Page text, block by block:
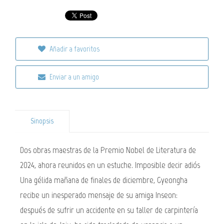
Añadir a favoritos
Enviar a un amigo
Sinopsis
Dos obras maestras de la Premio Nobel de Literatura de
2024, ahora reunidos en un estuche. Imposible decir adiós
Una gélida mañana de finales de diciembre, Gyeongha
recibe un inesperado mensaje de su amiga Inseon:
después de sufrir un accidente en su taller de carpintería